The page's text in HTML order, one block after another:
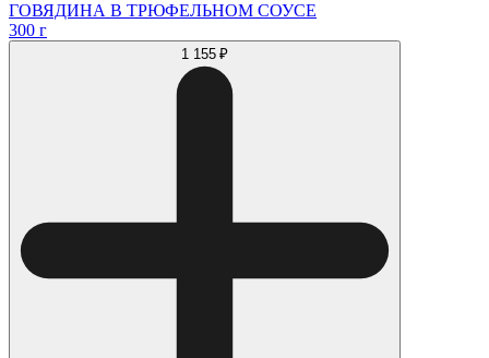
ГОВЯДИНА В ТРЮФЕЛЬНОМ СОУСЕ
300 г
1 155 ₽